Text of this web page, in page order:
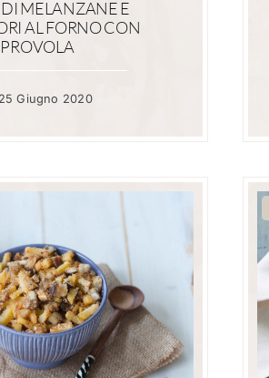
MELANZANE E
AL FORNO CON
PROVOLA
25 Giugno 2020